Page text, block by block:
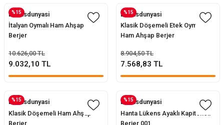
%15
Evofisdunyasi
İtalyan Oymalı Ham Ahşap
Berjer
10.626,00 TL
9.032,10 TL
%15
Evofisdunyasi
Klasik Döşemeli Etek Oymalı
Ham Ahşap Berjer
8.904,50 TL
7.568,83 TL
%15
Evofisdunyasi
Klasik Döşemeli Ham Ahşap
Berjer
%15
Evofisdunyasi
Hanta Lükens Ayaklı Kapitoneli
Berjer 001